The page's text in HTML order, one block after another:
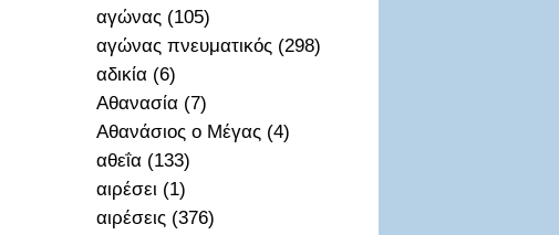
αγώνας (105)
αγώνας πνευματικός (298)
αδικία (6)
Αθανασία (7)
Αθανάσιος ο Μέγας (4)
αθεΐα (133)
αιρέσει (1)
αιρέσεις (376)